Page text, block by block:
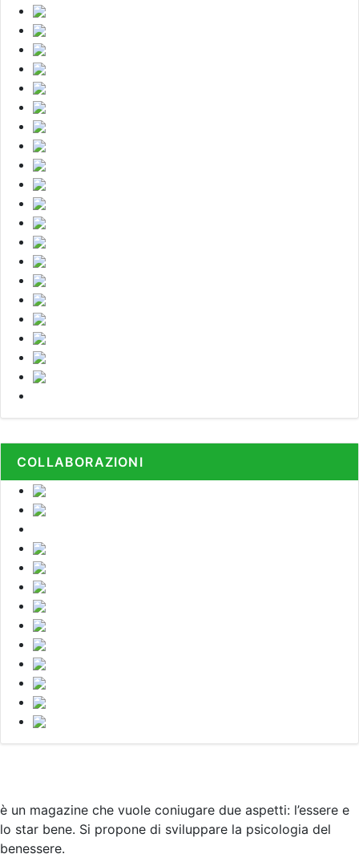
COLLABORAZIONI
è un magazine che vuole coniugare due aspetti: l’essere e
lo star bene. Si propone di sviluppare la psicologia del
benessere.